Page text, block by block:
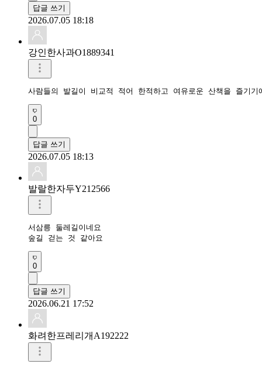
답글 쓰기
2026.07.05 18:18
강인한사과O1889341
사람들의 발길이 비교적 적어 한적하고 여유로운 산책을 즐기
0
답글 쓰기
2026.07.05 18:13
발랄한자두Y212566
서삼릉 둘레길이네요
숲길 걷는 것 같아요
0
답글 쓰기
2026.06.21 17:52
화려한프레리개A192222